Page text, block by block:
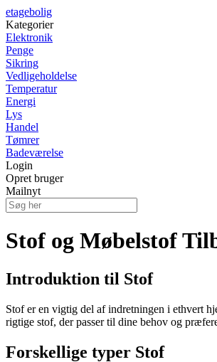
etagebolig
Kategorier
Elektronik
Penge
Sikring
Vedligeholdelse
Temperatur
Energi
Lys
Handel
Tømrer
Badeværelse
Login
Opret bruger
Mailnyt
Stof og Møbelstof
Introduktion til Stof
Stof er en vigtig del af indretningen i ethvert
rigtige stof, der passer til dine behov og
Forskellige typer Stof